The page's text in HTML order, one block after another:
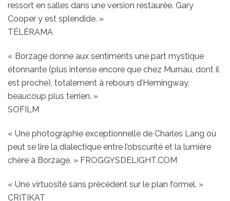
ressort en salles dans une version restaurée. Gary
Cooper y est splendide. »
TÉLÉRAMA
« Borzage donne aux sentiments une part mystique
étonnante (plus intense encore que chez Murnau, dont il
est proche), totalement à rebours d’Hemingway,
beaucoup plus terrien. »
SOFILM
« Une photographie exceptionnelle de Charles Lang où
peut se lire la dialectique entre l’obscurité et la lumière
chère à Borzage. » FROGGYSDELIGHT.COM
« Une virtuosité sans précédent sur le plan formel. »
CRITIKAT